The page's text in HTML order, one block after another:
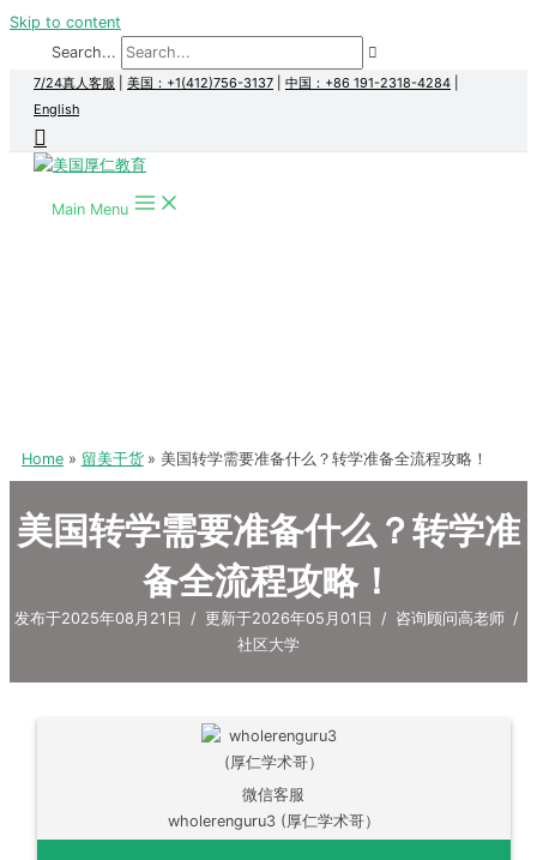
Skip to content
Search...
7/24真人客服 美国：+1(412)756-3137 中国：+86 191-2318-4284
English
Main Menu
Home 留美干货 美国转学需要准备什么？转学准备全流程攻略！
美国转学需要准备什么？转学准
备全流程攻略！
发布于2025年08月21日 / 更新于2026年05月01日 / 咨询顾问高老师 /
社区大学
微信客服
wholerenguru3 (厚仁学术哥）